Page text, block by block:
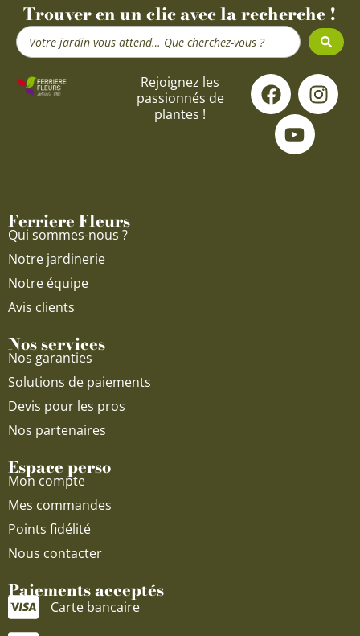
Trouver en un clic avec la recherche !
Search
...
Rejoignez les
passionnés de
plantes !
F
a
c
e
I
n
s
Y
o
u
t
u
Ferriere Fleurs
Qui sommes-nous ?
Notre jardinerie
Notre équipe
Avis clients
Nos services
Nos garanties
Solutions de paiements
Devis pour les pros
Nos partenaires
Espace perso
Mon compte
Mes commandes
Points fidélité
Nous contacter
Paiements acceptés
Carte bancaire